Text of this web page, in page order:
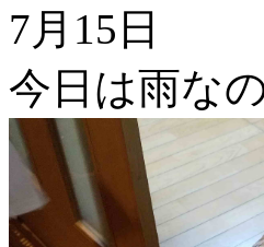
7月15日
今日は雨な